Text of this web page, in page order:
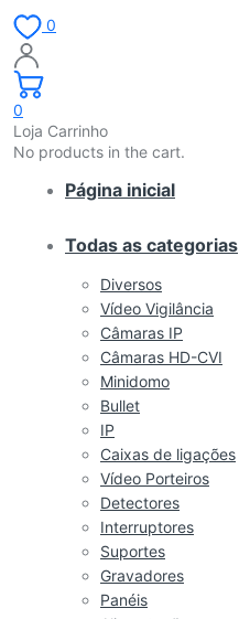
0
0
Loja Carrinho
No products in the cart.
Página inicial
Todas as categorias
Diversos
Vídeo Vigilância
Câmaras IP
Câmaras HD-CVI
Minidomo
Bullet
IP
Caixas de ligações
Vídeo Porteiros
Detectores
Interruptores
Suportes
Gravadores
Panéis